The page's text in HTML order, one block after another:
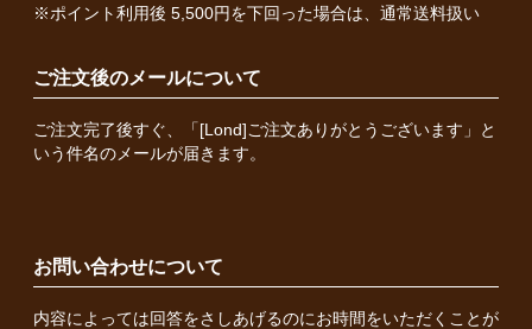
※ポイント利用後 5,500円を下回った場合は、通常送料扱い
ご注文後のメールについて
ご注文完了後すぐ、「[Lond]ご注文ありがとうございます」と
いう件名のメールが届きます。
お問い合わせについて
内容によっては回答をさしあげるのにお時間をいただくことが